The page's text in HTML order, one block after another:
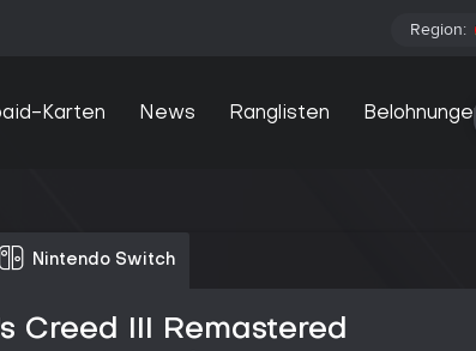
Region:
Karten News Ranglisten Belohnungen
Nintendo Switch
Creed III Remastered